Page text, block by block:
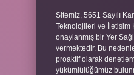
Sitemiz, 5651 Sayılı
Teknolojileri ve İletişim
onaylanmış bir Yer
vermektedir. Bu
proaktif olarak
yükümlülüğümüz